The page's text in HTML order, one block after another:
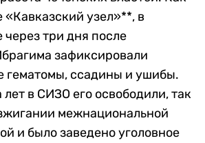
«Кавказский узел»**, в
три дня после
зафиксировали
гематомы, ссадины и ушибы.
в СИЗО его освободили, так
межнациональной
и было заведено уголовное